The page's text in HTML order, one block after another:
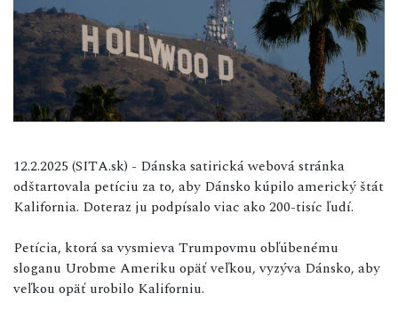
12.2.2025 (SITA.sk) - Dánska satirická webová stránka
odštartovala petíciu za to, aby Dánsko kúpilo americký štát
Kalifornia. Doteraz ju podpísalo viac ako 200-tisíc ľudí.
Petícia, ktorá sa vysmieva Trumpovmu obľúbenému
sloganu Urobme Ameriku opäť veľkou, vyzýva Dánsko, aby
veľkou opäť urobilo Kaliforniu.